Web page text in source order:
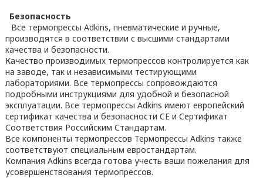
Безопасность
Все термопрессы Adkins, пневматические и ручные,
производятся в соответствии с высшими стандартами
качества и безопасности.
Качество производимых термопрессов контролируется как
на заводе, так и независимыми тестирующими
лабораториями. Все термопрессы сопровождаются
подробными инструкциями для удобной и безопасной
эксплуатации. Все термопрессы Adkins имеют европейский
сертификат качества и безопасности CE и Сертификат
Соответствия Российским Стандартам.
Все компоненты термопрессов Термопрессы Adkins также
соответствуют специальным евростандартам.
Компания Adkins всегда готова учесть ваши пожелания для
усовершенствования термопрессов.